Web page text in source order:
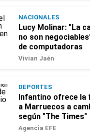
NACIONALES
Lucy Molinar: "La
no son
de computadoras
Vivian Jaén
DEPORTES
Infantino ofrece la
a Marruecos a
según "The Times"
Agencia EFE